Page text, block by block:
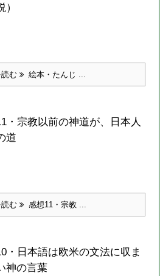
読む 絵本・たんじ ...
・宗教以前の神道が、日本人
道
読む 感想11・宗教 ...
・日本語は欧米の文法に収ま
神の言葉